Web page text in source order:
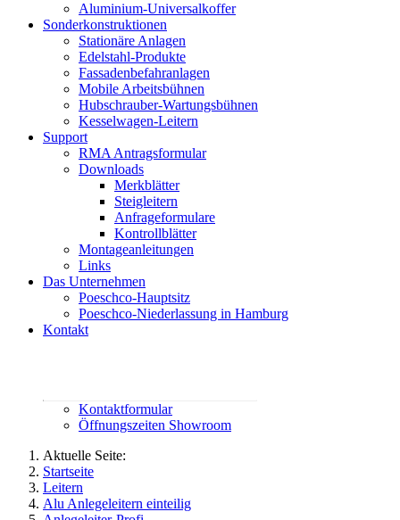
Aluminium-Universalkoffer
Sonderkonstruktionen
Stationäre Anlagen
Edelstahl-Produkte
Fassadenbefahranlagen
Mobile Arbeitsbühnen
Hubschrauber-Wartungsbühnen
Kesselwagen-Leitern
Support
RMA Antragsformular
Downloads
Merkblätter
Steigleitern
Anfrageformulare
Kontrollblätter
Montageanleitungen
Links
Das Unternehmen
Poeschco-Hauptsitz
Poeschco-Niederlassung in Hamburg
Kontakt
Kontaktformular
Öffnungszeiten Showroom
Aktuelle Seite:
Startseite
Leitern
Alu Anlegeleitern einteilig